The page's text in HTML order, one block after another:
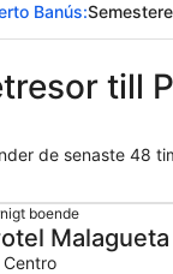
Banús:
till
de senaste 48
boende
Centro